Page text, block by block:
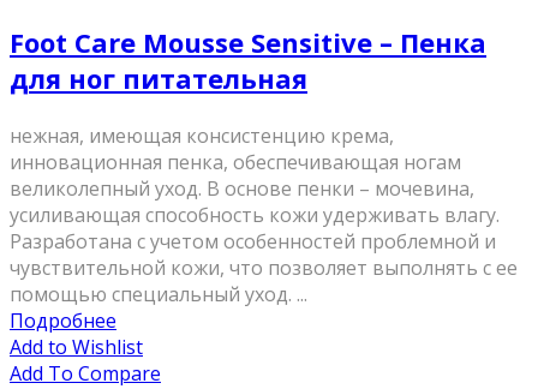
Foot Care Mousse Sensitive – Пенка
для ног питательная
нежная, имеющая консистенцию крема,
инновационная пенка, обеспечивающая ногам
великолепный уход. В основе пенки – мочевина,
усиливающая способность кожи удерживать влагу.
Разработана с учетом особенностей проблемной и
чувствительной кожи, что позволяет выполнять с ее
помощью специальный уход. ...
Подробнее
Add to Wishlist
Add To Compare